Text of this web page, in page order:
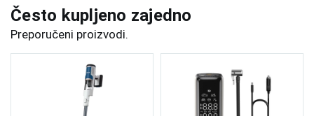
Često kupljeno zajedno
Preporučeni proizvodi.